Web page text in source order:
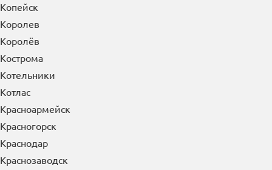
Копейск
Королев
Королёв
Кострома
Котельники
Котлас
Красноармейск
Красногорск
Краснодар
Краснозаводск